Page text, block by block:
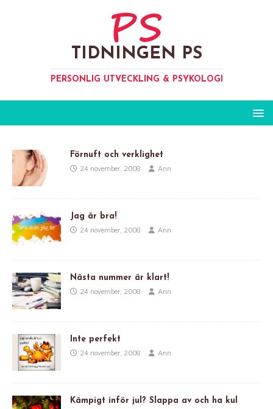
TIDNINGEN PS
PERSONLIG UTVECKLING & PSYKOLOGI
Förnuft och verklighet
24 november, 2008 Ann
Jag är bra!
24 november, 2008 Ann
Nästa nummer är klart!
24 november, 2008 Ann
Inte perfekt
24 november, 2008 Ann
Kämpigt inför jul? Slappa av och ha kul